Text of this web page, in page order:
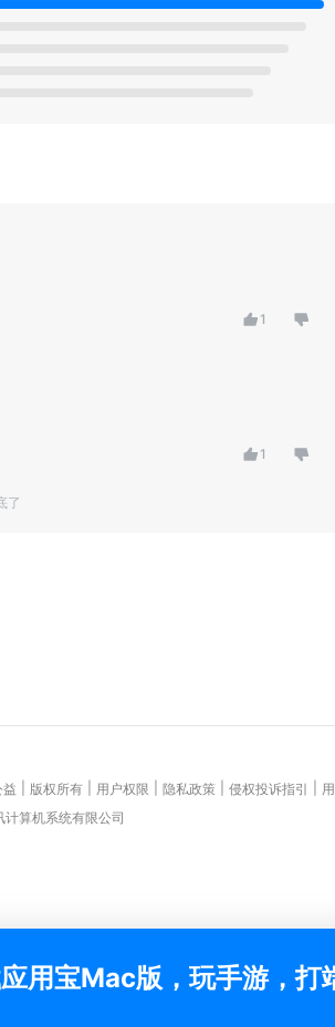
1
1
了
益 版权所有 用户权限 隐私政策 侵权投诉指引
计算机系统有限公司
用宝Mac版，玩手游，打